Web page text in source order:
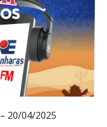
20/04/2025